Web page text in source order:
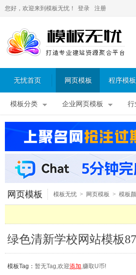
您好，欢迎来到模板无忧！ 登录 注册
无忧首页 网页模板 程序模板
模板分类 企业网页模板 行
网页模板 模板无忧 > 网页模板 > 模板
绿色清新学校网站模板
模板Tag： 暂无Tag,欢迎添加,赚取U币!